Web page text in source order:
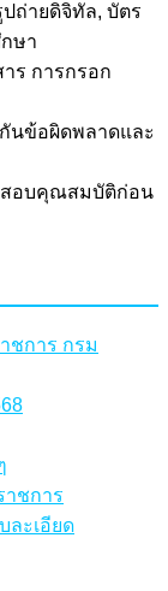
ถ่ายดิจิทัล, บัตร
ษา
ร การกรอก
นข้อผิดพลาดและ
สอบคุณสมบัติก่อน
ชการ กรม
าชการ
ะเอียด